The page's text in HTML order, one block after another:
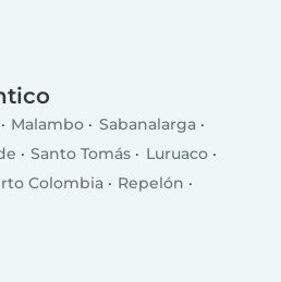
Malambo
Sabanalarga
Santo Tomás
Luruaco
Colombia
Repelón